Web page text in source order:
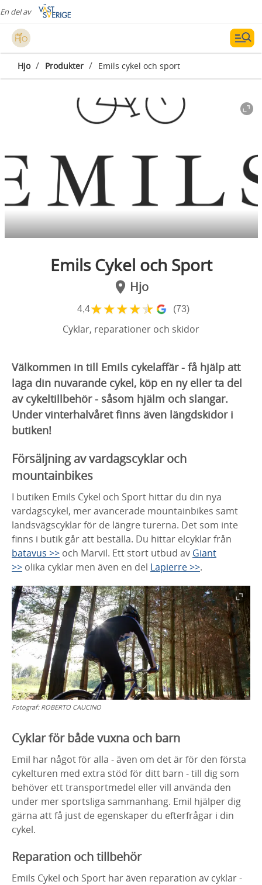
En del av
Hjo / Produkter / Emils cykel och sport
Emils Cykel och Sport
Hjo
4,4★★★★★ (73)
Cyklar, reparationer och skidor
Välkommen in till Emils cykelaffär - få hjälp att
laga din nuvarande cykel, köp en ny eller ta del
av cykeltillbehör - såsom hjälm och slangar.
Under vinterhalvåret finns även längdskidor i
butiken!
Försäljning av vardagscyklar och
mountainbikes
I butiken Emils Cykel och Sport hittar du din nya
vardagscykel, mer avancerade mountainbikes samt
landsvägscyklar för de längre turerna. Det som inte
finns i butik går att beställa. Du hittar elcyklar från
batavus >> och Marvil. Ett stort utbud av Giant
>> olika cyklar men även en del Lapierre >>.
Fotograf: ROBERTO CAUCINO
Cyklar för både vuxna och barn
Emil har något för alla - även om det är för den första
cykelturen med extra stöd för ditt barn - till dig som
behöver ett transportmedel eller vill använda den
under mer sportsliga sammanhang. Emil hjälper dig
gärna att få just de egenskaper du efterfrågar i din
cykel.
Reparation och tillbehör
Emils Cykel och Sport har även reparation av cyklar -